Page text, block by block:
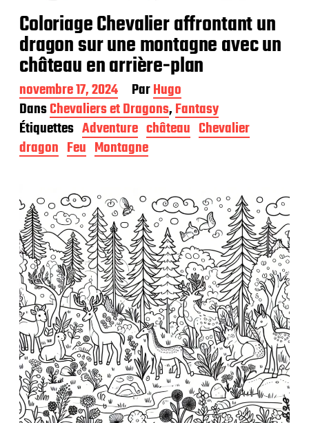
Coloriage Chevalier affrontant un
dragon sur une montagne avec un
château en arrière-plan
D
a
t
e
d
e
b
l
i
c
a
t
i
o
n
novembre 17, 2024 ParHugo
DansChevaliers et Dragons,Fantasy
Étiquettes Adventure château Chevalier
dragon Feu Montagne